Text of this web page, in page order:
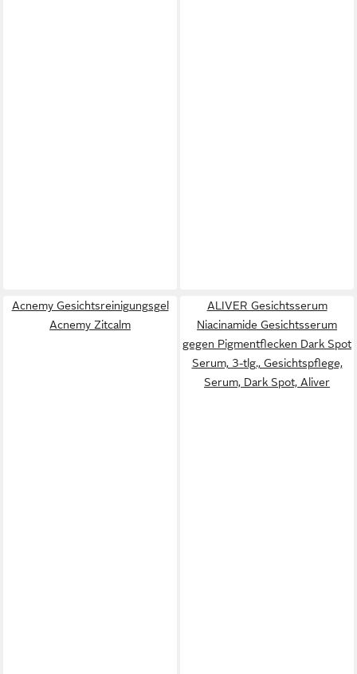
Acnemy Gesichtsreinigungsgel
Acnemy Zitcalm
ALIVER Gesichtsserum
Niacinamide Gesichtsserum
gegen Pigmentflecken Dark Spot
Serum, 3-tlg., Gesichtspflege,
Serum, Dark Spot, Aliver